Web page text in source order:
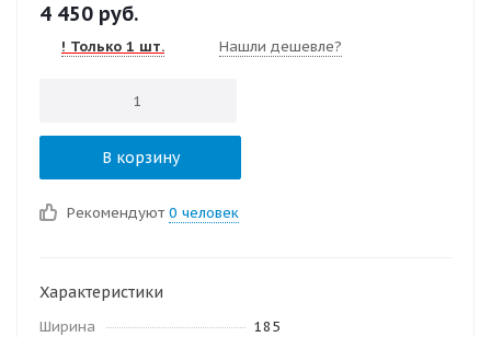
4 450 руб.
! Только 1 шт. Нашли дешевле?
В корзину
Рекомендуют 0 человек
Характеристики
Ширина
185